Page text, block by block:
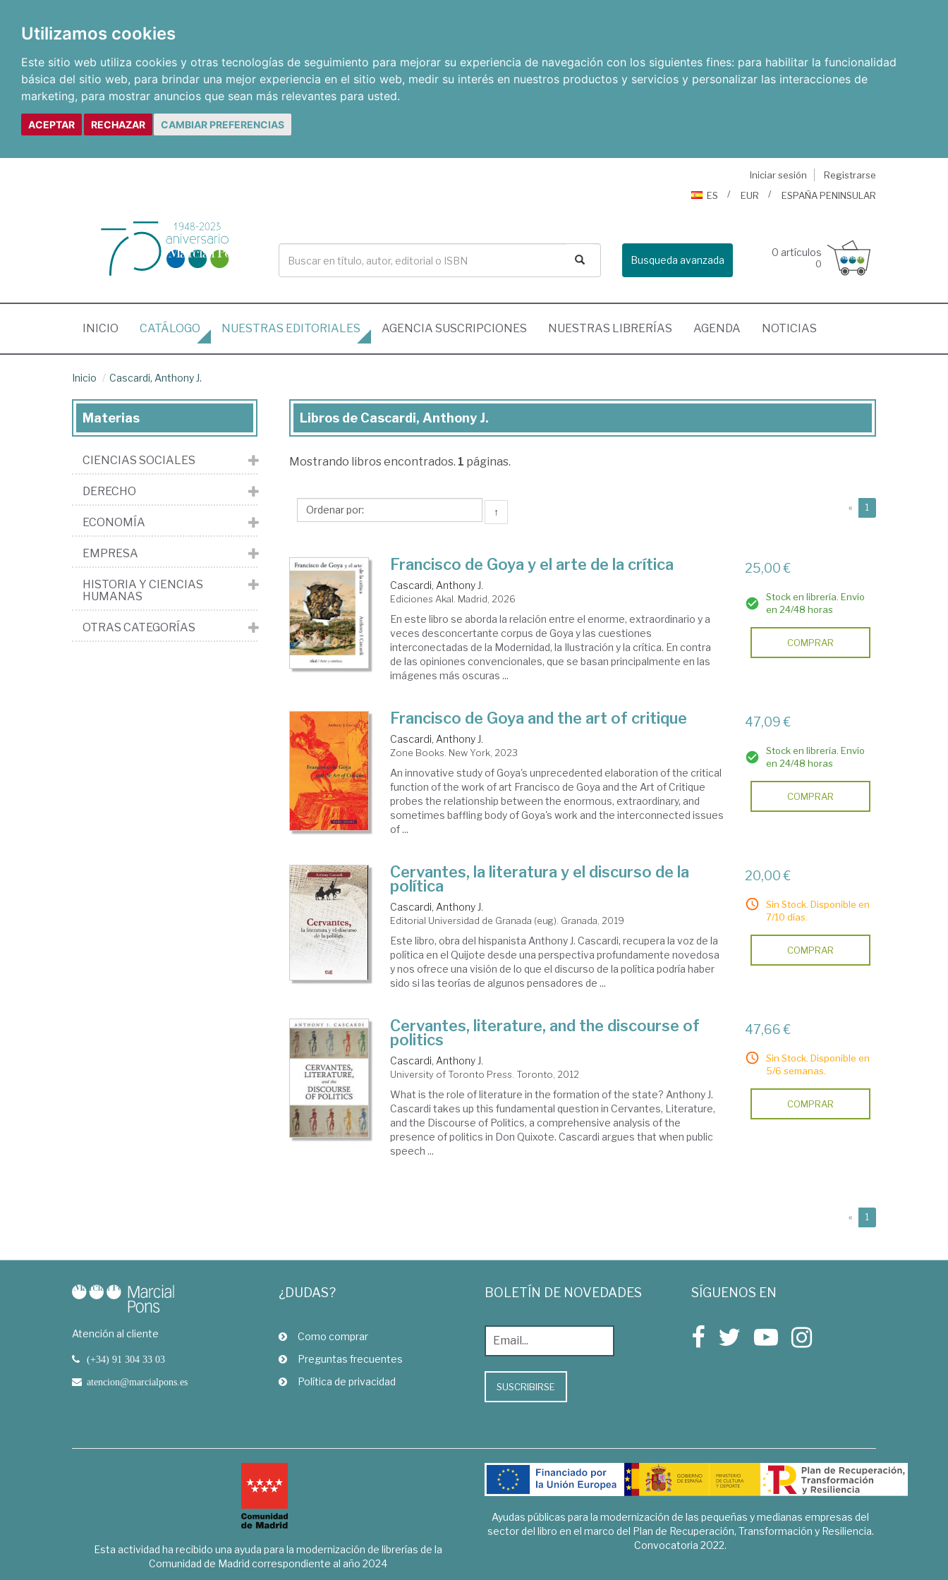
Utilizamos cookies
Este sitio web utiliza cookies y otras tecnologías de seguimiento para mejorar su experiencia de navegación con los siguientes fines: para habilitar la funcionalidad
básica del sitio web, para brindar una mejor experiencia en el sitio web, medir su interés en nuestros productos y servicios y personalizar las interacciones de
marketing, para mostrar anuncios que sean más relevantes para usted.
ACEPTAR RECHAZAR CAMBIAR PREFERENCIAS
Iniciar sesión
Registrarse
ES
EUR ESPAÑA PENINSULAR
Busqueda avanzada
0 artículos
0
INICIO (CURRENT)
CATÁLOGO NUESTRAS EDITORIALES AGENCIA SUSCRIPCIONES NUESTRAS LIBRERÍAS AGENDA NOTICIAS
Inicio Cascardi, Anthony J.
Libros
Cascardi,
Libros de Cascardi, Anthony J.
Mostrando libros encontrados. 1 páginas.
↑ « 1
Francisco de Goya y el arte de la crítica
Cascardi, Anthony J.
Ediciones Akal. Madrid, 2026
En este libro se aborda la relación entre el enorme, extraordinario y a
veces desconcertante corpus de Goya y las cuestiones
interconectadas de la Modernidad, la Ilustración y la crítica. En contra
de las opiniones convencionales, que se basan principalmente en las
imágenes más oscuras ...
25,00 €
Stock en librería. Envío
en 24/48 horas
COMPRAR
Francisco de Goya and the art of critique
Cascardi, Anthony J.
Zone Books. New York, 2023
An innovative study of Goya's unprecedented elaboration of the critical
function of the work of art Francisco de Goya and the Art of Critique
probes the relationship between the enormous, extraordinary, and
sometimes baffling body of Goya's work and the interconnected issues
of ...
47,09 €
Stock en librería. Envío
en 24/48 horas
COMPRAR
Cervantes, la literatura y el discurso de la
política
Cascardi, Anthony J.
Editorial Universidad de Granada (eug). Granada, 2019
Este libro, obra del hispanista Anthony J. Cascardi, recupera la voz de la
política en el Quijote desde una perspectiva profundamente novedosa
y nos ofrece una visión de lo que el discurso de la política podría haber
sido si las teorías de algunos pensadores de ...
20,00 €
Sin Stock. Disponible en
7/10 días.
COMPRAR
Cervantes, literature, and the discourse of
politics
Cascardi, Anthony J.
University of Toronto Press. Toronto, 2012
What is the role of literature in the formation of the state? Anthony J.
Cascardi takes up this fundamental question in Cervantes, Literature,
and the Discourse of Politics, a comprehensive analysis of the
presence of politics in Don Quixote. Cascardi argues that when public
speech ...
47,66 €
Sin Stock. Disponible en
5/6 semanas.
COMPRAR
« 1
Materias
CIENCIAS SOCIALES
DERECHO
ECONOMÍA
EMPRESA
HISTORIA Y CIENCIAS
HUMANAS
OTRAS CATEGORÍAS
Atención al cliente
(+34) 91 304 33 03
atencion@marcialpons.es
¿DUDAS?
Como comprar
Preguntas frecuentes
Política de privacidad
BOLETÍN DE NOVEDADES
SUSCRIBIRSE
SÍGUENOS EN
Esta actividad ha recibido una ayuda para la modernización de librerías de la
Comunidad de Madrid correspondiente al año 2024
Ayudas públicas para la modernización de las pequeñas y medianas empresas del
sector del libro en el marco del Plan de Recuperación, Transformación y Resiliencia.
Convocatoria 2022.